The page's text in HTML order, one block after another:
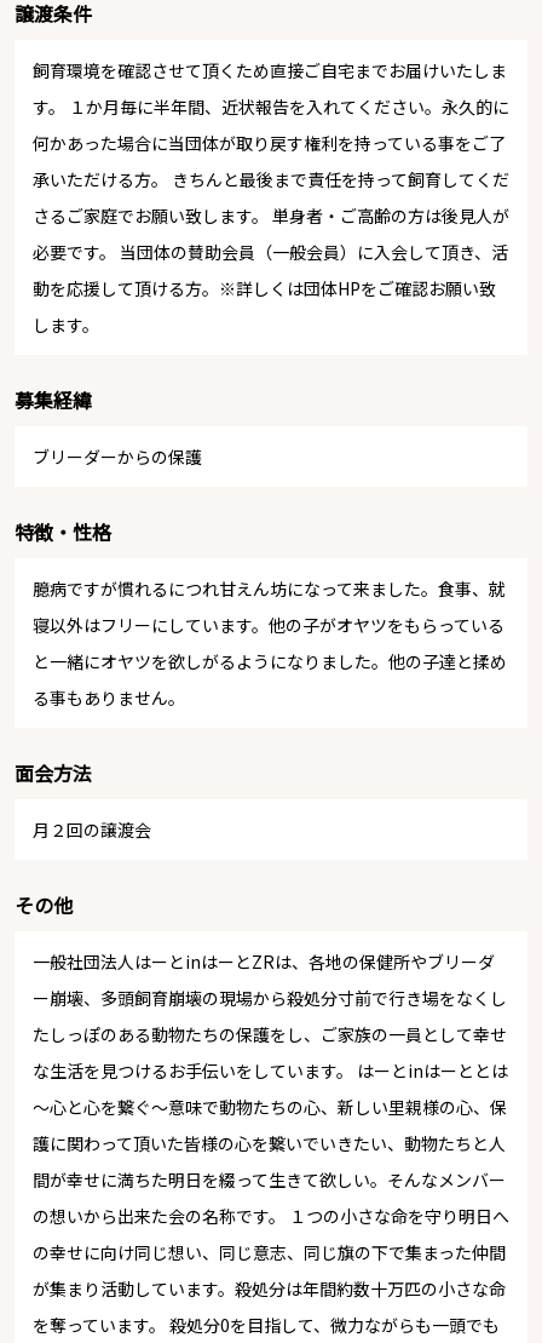
譲渡条件
飼育環境を確認させて頂くため直接ご自宅までお届けいたしま
す。 １か月毎に半年間、近状報告を入れてください。永久的に
何かあった場合に当団体が取り戻す権利を持っている事をご了
承いただける方。 きちんと最後まで責任を持って飼育してくだ
さるご家庭でお願い致します。 単身者・ご高齢の方は後見人が
必要です。 当団体の賛助会員（一般会員）に入会して頂き、活
動を応援して頂ける方。※詳しくは団体HPをご確認お願い致
します。
募集経緯
ブリーダーからの保護
特徴・性格
臆病ですが慣れるにつれ甘えん坊になって来ました。食事、就
寝以外はフリーにしています。他の子がオヤツをもらっている
と一緒にオヤツを欲しがるようになりました。他の子達と揉め
る事もありません。
面会方法
月２回の譲渡会
その他
一般社団法人はーとinはーとZRは、各地の保健所やブリーダ
ー崩壊、多頭飼育崩壊の現場から殺処分寸前で行き場をなくし
たしっぽのある動物たちの保護をし、ご家族の一員として幸せ
な生活を見つけるお手伝いをしています。 はーとinはーととは
～心と心を繋ぐ～意味で動物たちの心、新しい里親様の心、保
護に関わって頂いた皆様の心を繋いでいきたい、動物たちと人
間が幸せに満ちた明日を綴って生きて欲しい。そんなメンバー
の想いから出来た会の名称です。 １つの小さな命を守り明日へ
の幸せに向け同じ想い、同じ意志、同じ旗の下で集まった仲間
が集まり活動しています。殺処分は年間約数十万匹の小さな命
を奪っています。 殺処分0を目指して、微力ながらも一頭でも